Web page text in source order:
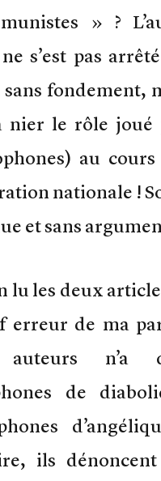
» ?
s’est pas
fondement,
nier le rôle joué
au
nationale !
et sans
lu les deux
erreur de ma
auteurs n’a
de
ils dénoncent